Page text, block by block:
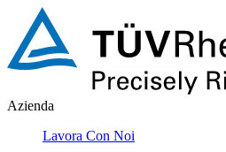
Azienda
Lavora Con Noi